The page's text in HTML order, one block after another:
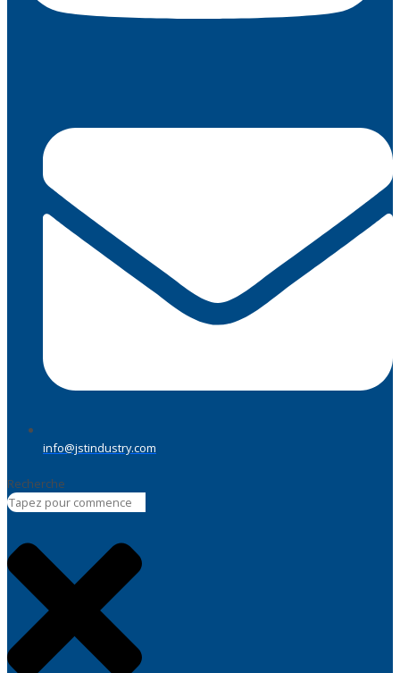
info@jstindustry.com
Recherche